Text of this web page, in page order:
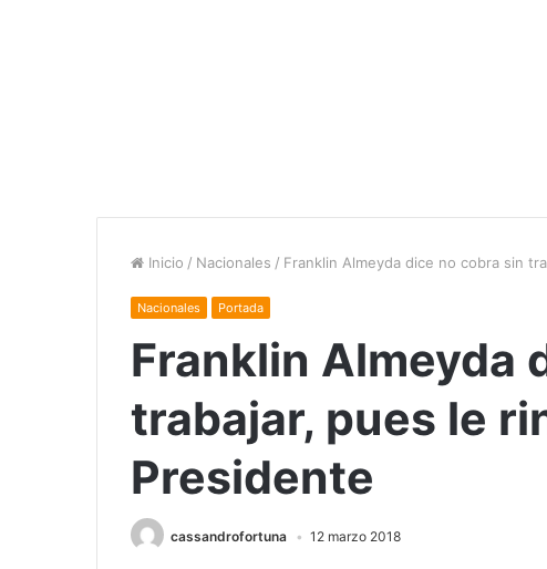
Inicio / Nacionales / Franklin Almeyda dice no cobra sin
Nacionales Portada
Franklin Almeyda
trabajar, pues le
Presidente
cassandrofortuna 12 marzo 2018